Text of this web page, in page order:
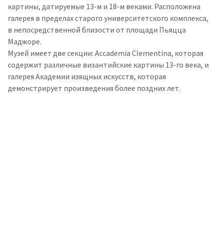
картины, датируемые 13-м и 18-м веками. Расположена
галерея в пределах старого университетского комплекса,
в непосредственной близости от площади Пьяцца
Маджоре.
Музей имеет две секции: Accademia Clementina, которая
содержит различные византийские картины 13-го века, и
галерея Академии изящных искусств, которая
демонстрирует произведения более поздних лет.